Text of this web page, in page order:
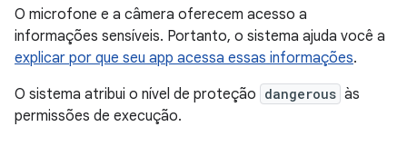
O microfone e a câmera oferecem acesso a
informações sensíveis. Portanto, o sistema ajuda você a
explicar por que seu app acessa essas informações.
O sistema atribui o nível de proteção dangerous às
permissões de execução.